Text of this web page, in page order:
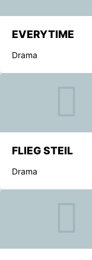
EVERYTIME
Drama
FLIEG STEIL
Drama